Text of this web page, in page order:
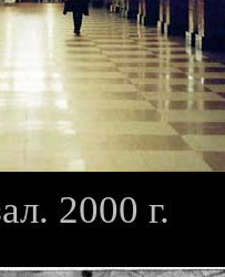
2000 г.